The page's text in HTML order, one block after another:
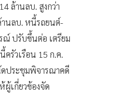
ล้านลบ. สูงกว่า
านลบ. หนี้รถยนต์-
ณ์ ปรับขึ้นต่อ เตรียม
รัวเรือน 15 ก.ค.
ประชุมพิจารณาคดี
ผู้เกี่ยวข้องจัด